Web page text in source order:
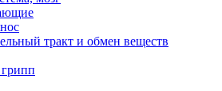
тракт и обмен веществ